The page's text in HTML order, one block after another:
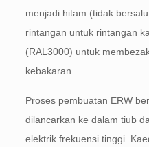
menjadi hitam (tidak
rintangan untuk rintangan
(RAL3000) untuk
kebakaran.
Proses pembuatan ERW
dilancarkan ke dalam tiub
elektrik frekuensi tinggi.